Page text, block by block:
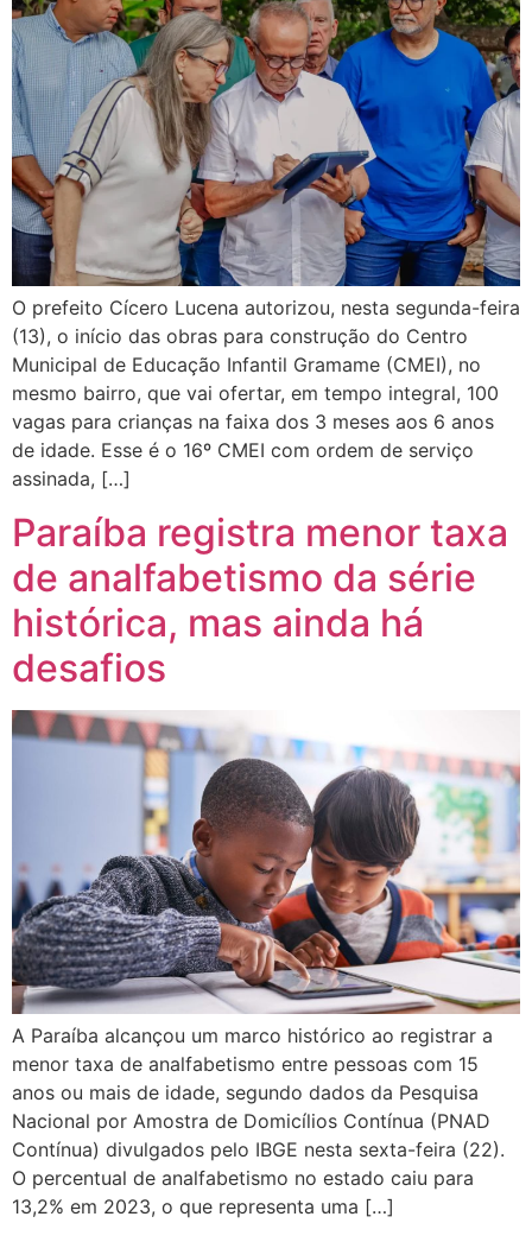
O prefeito Cícero Lucena autorizou, nesta segunda-feira
(13), o início das obras para construção do Centro
Municipal de Educação Infantil Gramame (CMEI), no
mesmo bairro, que vai ofertar, em tempo integral, 100
vagas para crianças na faixa dos 3 meses aos 6 anos
de idade. Esse é o 16º CMEI com ordem de serviço
assinada, […]
Paraíba registra menor taxa
de analfabetismo da série
histórica, mas ainda há
desafios
A Paraíba alcançou um marco histórico ao registrar a
menor taxa de analfabetismo entre pessoas com 15
anos ou mais de idade, segundo dados da Pesquisa
Nacional por Amostra de Domicílios Contínua (PNAD
Contínua) divulgados pelo IBGE nesta sexta-feira (22).
O percentual de analfabetismo no estado caiu para
13,2% em 2023, o que representa uma […]